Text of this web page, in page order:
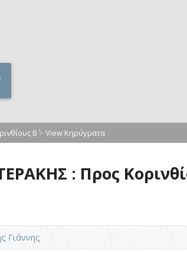
Β΄ > View Κηρύγματα
: Προς
Γιάννης